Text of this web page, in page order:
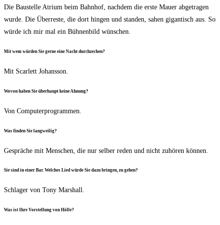
Die Bau­stel­le Atri­um beim Bahn­hof, nach­dem die ers­te Mau­er abge­tra­gen
wur­de. Die Über­res­te, die dort hin­gen und stan­den, sahen gigan­tisch aus. So
wür­de ich mir mal ein Büh­nen­bild wünschen.
Mit wem wür­den Sie ger­ne eine Nacht durchzechen?
Mit Scar­lett Johansson.
Wovon haben Sie über­haupt kei­ne Ahnung?
Von Com­pu­ter­pro­gram­men.
Was fin­den Sie langweilig?
Gesprä­che mit Men­schen, die nur sel­ber reden und nicht zuhö­ren können.
Sie sind in einer Bar. Wel­ches Lied wür­de Sie dazu brin­gen, zu gehen?
Schla­ger von Tony Marshall.
Was ist Ihre Vor­stel­lung von Hölle?